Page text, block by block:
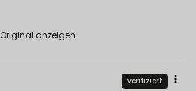
Original anzeigen
verifiziert